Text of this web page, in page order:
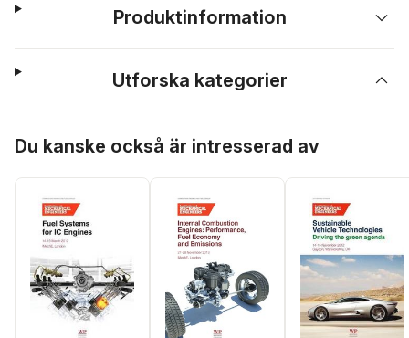
Produktinformation
Utforska kategorier
Du kanske också är intresserad av